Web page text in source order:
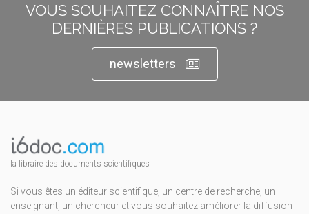
VOUS SOUHAITEZ CONNAÎTRE NOS
DERNIÈRES PUBLICATIONS ?
newsletters
la libraire des documents scientifiques
Si vous êtes un éditeur scientifique, un centre de recherche, un
enseignant, un chercheur et vous souhaitez améliorer la diffusion